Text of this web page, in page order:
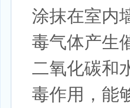
涂抹在室内
毒气体产生
二氧化碳和
毒作用，能